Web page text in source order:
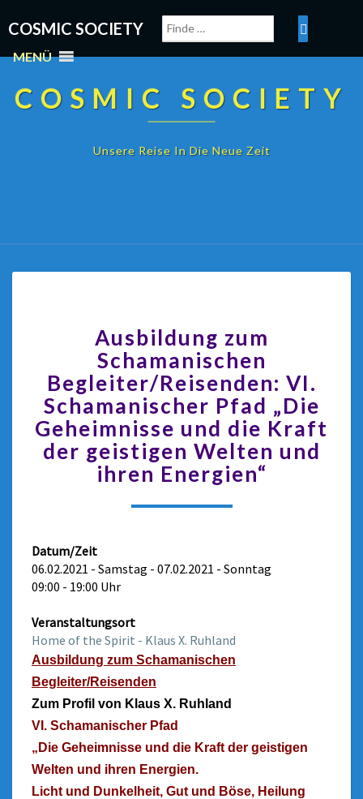
COSMIC SOCIETY
MENÜ
COSMIC SOCIETY
Unsere Reise In Die Neue Zeit
Ausbildung zum
Schamanischen
Begleiter/Reisenden: VI.
Schamanischer Pfad „Die
Geheimnisse und die Kraft
der geistigen Welten und
ihren Energien“
Datum/Zeit
06.02.2021 - Samstag - 07.02.2021 - Sonntag
09:00 - 19:00 Uhr
Veranstaltungsort
Home of the Spirit - Klaus X. Ruhland
Ausbildung zum Schamanischen
Begleiter/Reisenden
Zum Profil von Klaus X. Ruhland
VI. Schamanischer Pfad
„Die Geheimnisse und die Kraft der geistigen
Welten und ihren Energien.
Licht und Dunkelheit, Gut und Böse, Heilung